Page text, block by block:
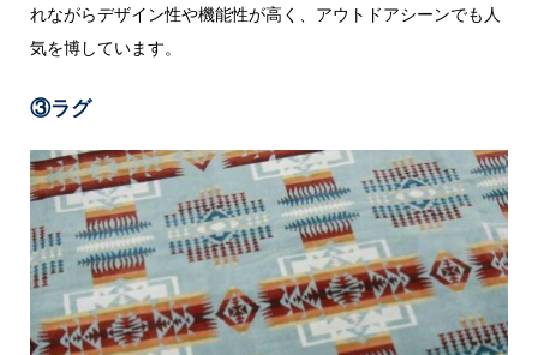
れながらデザイン性や機能性が高く、アウトドアシーンでも人
気を博しています。
③ラグ